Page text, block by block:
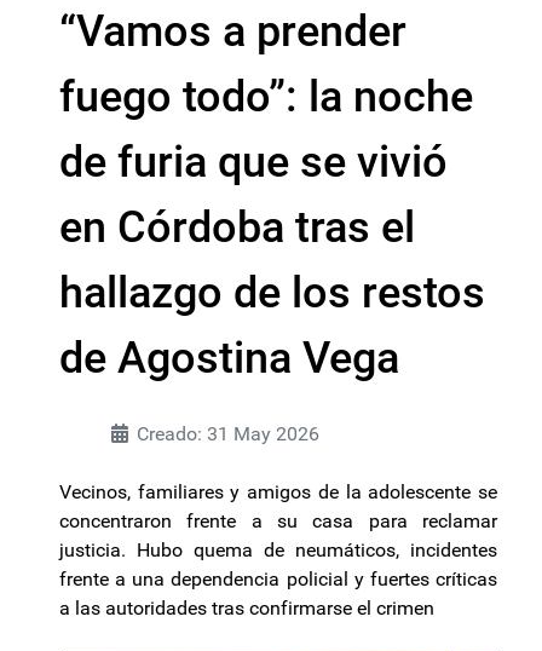
“Vamos a prender
fuego todo”: la noche
de furia que se vivió
en Córdoba tras el
hallazgo de los restos
de Agostina Vega
Creado: 31 May 2026
Vecinos, familiares y amigos de la adolescente se
concentraron frente a su casa para reclamar
justicia. Hubo quema de neumáticos, incidentes
frente a una dependencia policial y fuertes críticas
a las autoridades tras confirmarse el crimen